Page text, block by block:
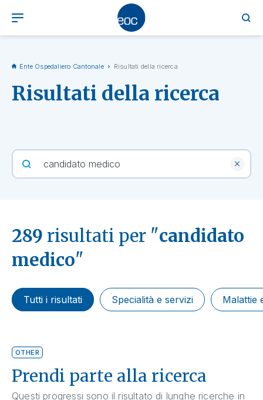
Ente Ospedaliero Cantonale Risultati della ricerca
Risultati della ricerca
289 risultati per "candidato
medico"
Tutti i risultati Specialità e servizi Malattie
OTHER
Prendi parte alla ricerca
Questi progressi sono il risultato di lunghe ricerche in